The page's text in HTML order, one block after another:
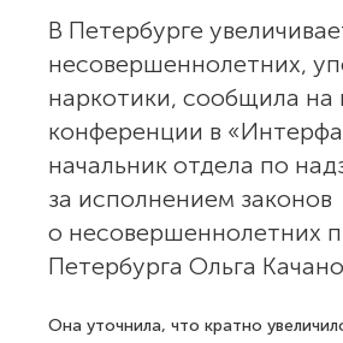
В Петербурге
несовершеннолетних,
наркотики, сообщила на
конференции в
начальник отдела по
за исполнением законов
о несовершеннолетних
Петербурга Ольга
Она уточнила, что кратно